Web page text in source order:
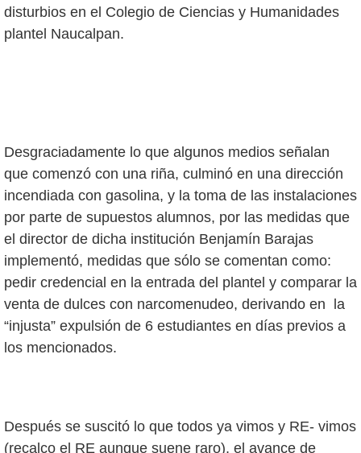
disturbios en el Colegio de Ciencias y Humanidades
plantel Naucalpan.
Desgraciadamente lo que algunos medios señalan
que comenzó con una riña, culminó en una dirección
incendiada con gasolina, y la toma de las instalaciones
por parte de supuestos alumnos, por las medidas que
el director de dicha institución Benjamín Barajas
implementó, medidas que sólo se comentan como:
pedir credencial en la entrada del plantel y comparar la
venta de dulces con narcomenudeo, derivando en la
“injusta” expulsión de 6 estudiantes en días previos a
los mencionados.
Después se suscitó lo que todos ya vimos y RE- vimos
(recalco el RE aunque suene raro), el avance de